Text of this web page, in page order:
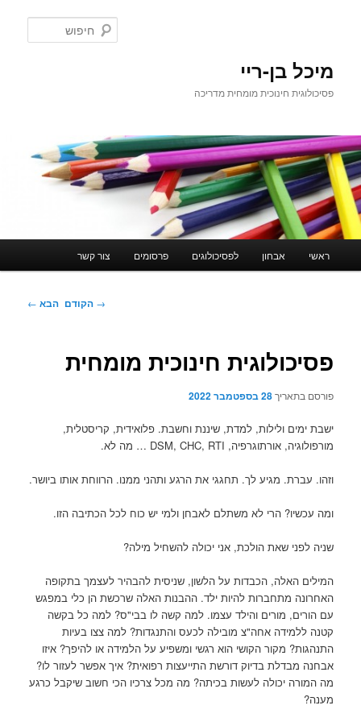
מיכל בן-ריי
פסיכולוגית חינוכית מומחית מדריכה
ראשי אבחון לפסיכולוגים פרסומים צור קשר
ניווט
→ הקודם הבא ←
פסיכולוגית חינוכית מומחית
פורסם בתאריך28 בספטמבר 2022
ישבת ימים ולילות, למדת, שיננת וחשבת. פלואידית, קריסטלית,
מורפולוגיה, אורתוגרפיה, DSM, CHC, RTI … מה לא.
וזהו. עברת. מגיע לך. תחגגי את הרגע ותהני ממנו. הרווחת אותו ביושר.
ומה עכשיו? הרי לא משתלם לאבחן ולמי יש כוח לכל הכתיבה הזו.
שניה לפני שאת הולכת, אני יכולה להשחיל מילה?
המילים האלה, הכבדות על הלשון, שניסית להבהיר לעצמך בתקופה
האחרונה מתחברות להיות ילד. ההבנות האלה שרכשת הן כלי במפגש
עם הורים, מורים והילד עצמו. למה קשה לו בבי"ס? למה כל בקשה
קטנה ללמידה אחה"צ מובילה לכעס והתנגדות? למה צצו בעיות
התנהגות? מקור הקושי הוא רגשי ומשפיע על הלמידה או להיפך? איזו
אבחנה מבדלת בדיוק דורשת התייעצות רפואית? איך אפשר לעזור לו?
מה המורה יכולה לעשות בכיתה? מה מכל צרכיו הכי חשוב שיקבל כרגע
מענה?